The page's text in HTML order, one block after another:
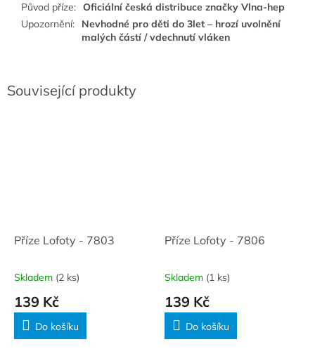
Související produkty
Příze Lofoty - 7803
Skladem (2 ks)
139 Kč
Do košíku
Příze Lofoty - 7806
Skladem (1 ks)
139 Kč
Do košíku
Původ příze: Oficiální česká distribuce značky Vlna-hep
Upozornění:
Nevhodné pro děti do 3let – hrozí uvolnění
malých částí / vdechnutí vláken